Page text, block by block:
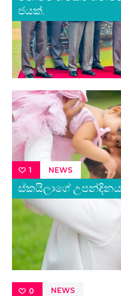
ජයක්.
1 NEWS
ස්කයිලාගේ
0 NEWS